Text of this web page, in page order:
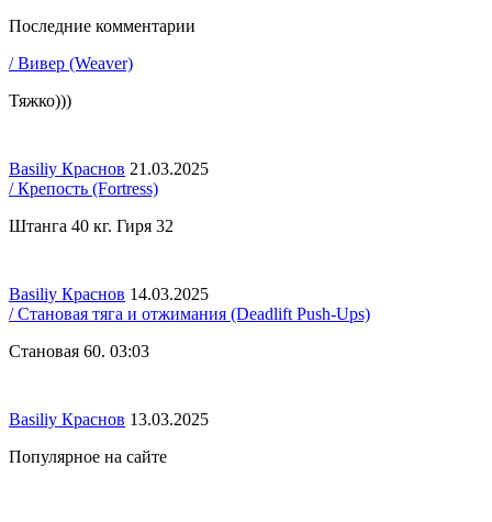
Последние комментарии
/ Вивер (Weaver)
Тяжко)))
Basiliy Краснов 21.03.2025
/ Крепость (Fortress)
Штанга 40 кг. Гиря 32
Basiliy Краснов 14.03.2025
/ Становая тяга и отжимания (Deadlift Push-Ups)
Становая 60. 03:03
Basiliy Краснов 13.03.2025
Популярное на сайте